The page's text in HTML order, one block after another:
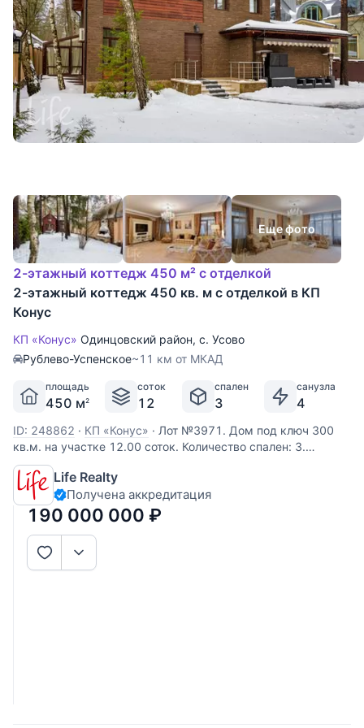
Еще фото
2-этажный коттедж 450 м² с отделкой
2-этажный коттедж 450 кв. м с отделкой в КП
Конус
КП «Конус» Одинцовский район, с. Усово
Рублево-Успенское~11 км от МКАД
площадь
450 м2
соток
12
спален
3
санузла
4
ID: 248862 · КП «Конус» · Лот №3971. Дом под ключ 300
кв.м. на участке 12.00 соток. Количество спален: 3.
Коттеджный посёлок «Конус НКИЖС», Рублево-Успенское
шоссе, 11 км от МКАД. Дом расположен в охраняемом
поселке, рядом с ЛОК "Усово", где есть детские и
спортивные
Life Realty
Получена аккредитация
190 000 000 ₽